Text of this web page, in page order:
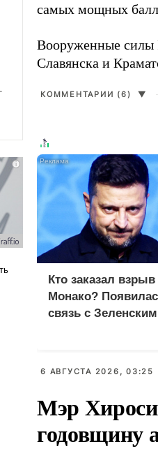
самых мощных
Вооруженные силы
Славянска и
КОММЕНТАРИИ (6) ▼
Кто заказал взрыв
Монако?
связь с Зеленским
6 АВГУСТА 2026, 03:25
Мэр
годовщину